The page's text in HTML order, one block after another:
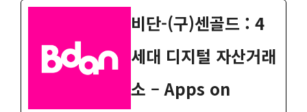
비단-(구)센골드 : 4
세대 디지털 자산거래
소 – Apps on